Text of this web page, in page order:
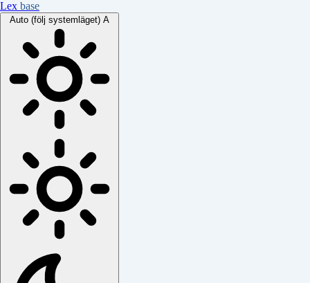
Lex base
Auto (följ systemläget) A